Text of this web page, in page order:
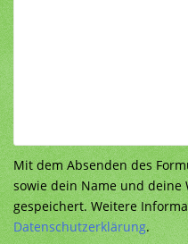
Mit dem Absenden des
sowie dein Name und deine
gespeichert. Weitere
Datenschutzerklärung.